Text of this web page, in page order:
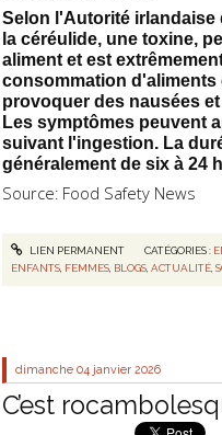
Selon l'Autorité irlandaise
la céréulide, une toxine,
aliment et est
consommation
provoquer des nausées
Les symptômes peuvent
suivant l'ingestion. La
généralement de six à 24
Source: Food Safety News
LIEN PERMANENT CATÉGORIES :
ENFANTS FEMMES BLOGS ,ACTUALITÉ ,
dimanche 04 janvier 2026
C’est